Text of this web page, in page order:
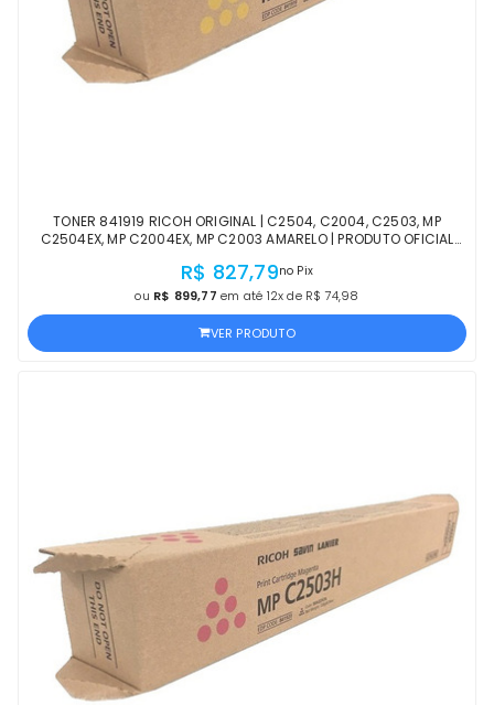
TONER 841919 RICOH ORIGINAL | C2504, C2004, C2503, MP
C2504EX, MP C2004EX, MP C2003 AMARELO | PRODUTO OFICIAL
R$ 827,79no Pix
ou R$ 899,77 em até 12x de R$ 74,98
VER PRODUTO